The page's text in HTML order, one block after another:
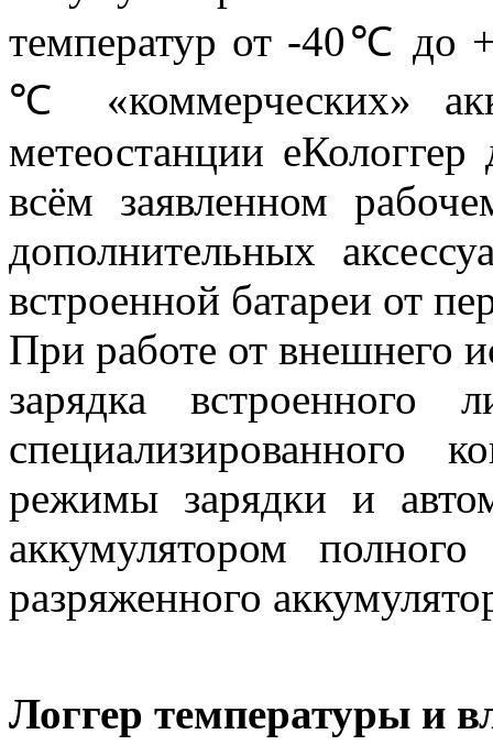
температур от -40℃ до
℃ «коммерческих»
метеостанции
всём заявленном
дополнительных
встроенной батареи от
При работе от внешнего
зарядка встроенного
специализированного
режимы зарядки и
аккумулятором
разряженного
Логгер температуры и